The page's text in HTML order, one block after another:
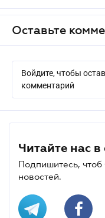
Оставьте
Войдите, чтобы
комментарий
Читайте нас в
Подпишитесь, чтоб
новостей.